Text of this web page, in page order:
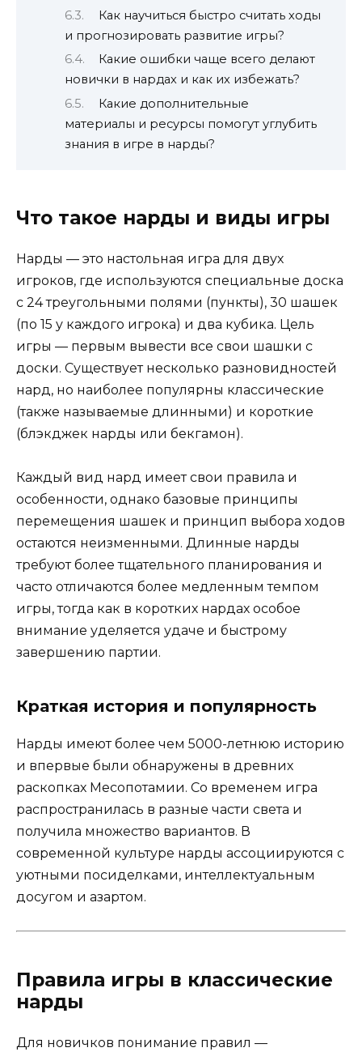
Как научиться быстро считать ходы
и прогнозировать развитие игры?
Какие ошибки чаще всего делают
новички в нардах и как их избежать?
Какие дополнительные
материалы и ресурсы помогут углубить
знания в игре в нарды?
Что такое нарды и виды игры
Нарды — это настольная игра для двух
игроков, где используются специальные доска
с 24 треугольными полями (пункты), 30 шашек
(по 15 у каждого игрока) и два кубика. Цель
игры — первым вывести все свои шашки с
доски. Существует несколько разновидностей
нард, но наиболее популярны классические
(также называемые длинными) и короткие
(блэкджек нарды или бекгамон).
Каждый вид нард имеет свои правила и
особенности, однако базовые принципы
перемещения шашек и принцип выбора ходов
остаются неизменными. Длинные нарды
требуют более тщательного планирования и
часто отличаются более медленным темпом
игры, тогда как в коротких нардах особое
внимание уделяется удаче и быстрому
завершению партии.
Краткая история и популярность
Нарды имеют более чем 5000-летнюю историю
и впервые были обнаружены в древних
раскопках Месопотамии. Со временем игра
распространилась в разные части света и
получила множество вариантов. В
современной культуре нарды ассоциируются с
уютными посиделками, интеллектуальным
досугом и азартом.
Правила игры в классические
нарды
Для новичков понимание правил —